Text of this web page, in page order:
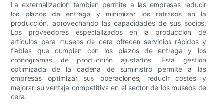
La externalización también permite a las empresas reducir
los plazos de entrega y minimizar los retrasos en la
producción, aprovechando las capacidades de sus socios.
Los proveedores especializados en la producción de
artículos para museos de cera ofrecen servicios rápidos y
fiables que cumplen con los plazos de entrega y los
cronogramas de producción ajustados. Esta gestión
optimizada de la cadena de suministro permite a las
empresas optimizar sus operaciones, reducir costes y
mejorar su ventaja competitiva en el sector de los museos de
cera.